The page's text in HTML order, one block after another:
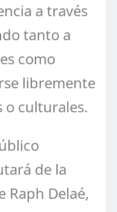
a través
tanto a
como
libremente
o culturales.
de la
Raph Delaé,